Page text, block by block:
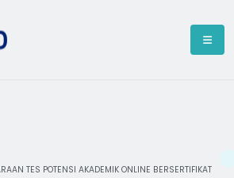
TES POTENSI AKADEMIK ONLINE BERSERTIFIKAT